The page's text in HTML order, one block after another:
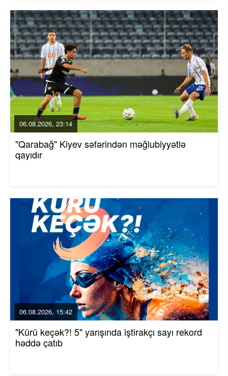
06.08.2026, 23:14
"Qarabağ" Kiyev səfərindən məğlubiyyətlə
qayıdır
06.08.2026, 15:42
"Kürü keçək?! 5" yarışında iştirakçı sayı rekord
həddə çatıb